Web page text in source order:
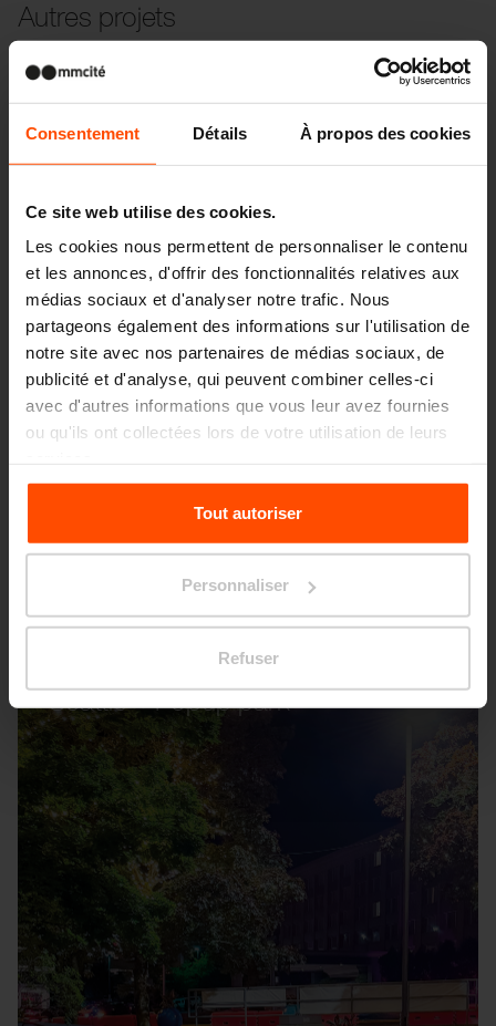
Consentement Détails À propos des cookies
Ce site web utilise des cookies.
Les cookies nous permettent de personnaliser le contenu
et les annonces, d'offrir des fonctionnalités relatives aux
médias sociaux et d'analyser notre trafic. Nous
partageons également des informations sur l'utilisation de
notre site avec nos partenaires de médias sociaux, de
publicité et d'analyse, qui peuvent combiner celles-ci
avec d'autres informations que vous leur avez fournies
ou qu'ils ont collectées lors de votre utilisation de leurs
Pour plus d'informations, veuillez consulter le
sitePrinciples Relating to the Processing Personal
Tout autoriser
Personnaliser
Refuser
Autres projets
Wien – Donauterasse
Seattle – Popup park